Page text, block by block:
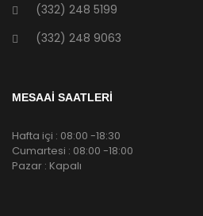
(332) 248 5199
(332) 248 9063
MESAAİ SAATLERİ
Hafta içi : 08:00 -18:30
Cumartesi : 08:00 -18:00
Pazar : Kapalı